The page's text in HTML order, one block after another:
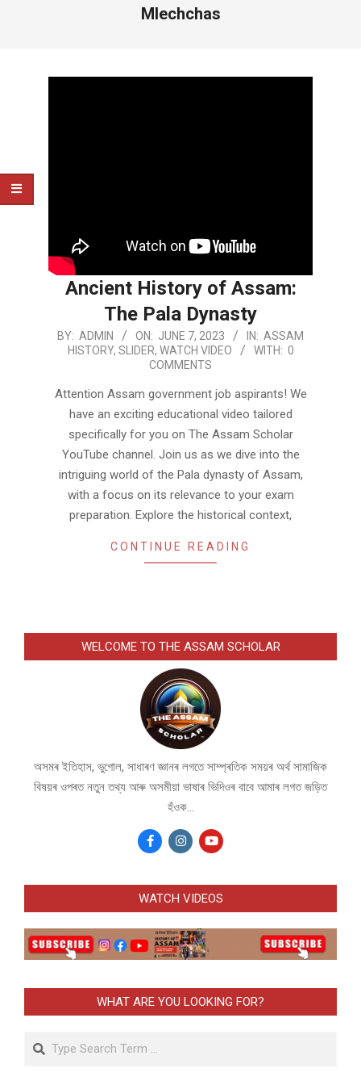
Mlechchas
Ancient History of Assam:
The Pala Dynasty
2023-
BY: ADMIN ON: JUNE 7, 2023 IN: ASSAM
HISTORY, SLIDER, WATCH VIDEO WITH: 0
COMMENTS
Attention Assam government job aspirants! We
have an exciting educational video tailored
specifically for you on The Assam Scholar
YouTube channel. Join us as we dive into the
intriguing world of the Pala dynasty of Assam,
with a focus on its relevance to your exam
preparation. Explore the historical context,
CONTINUE READING
WELCOME TO THE ASSAM SCHOLAR
অসমৰ ইতিহাস, ভুগোল, সাধাৰণ জ্ঞানৰ লগতে সাম্প্ৰতিক সময়ৰ অৰ্থ সামাজিক
বিষয়ৰ ওপৰত নতুন তথ্য আৰু অসমীয়া ভাষাৰ ভিদিওৰ বাবে আমাৰ লগত জড়িত
হঁওক...
WATCH VIDEOS
WHAT ARE YOU LOOKING FOR?
Search